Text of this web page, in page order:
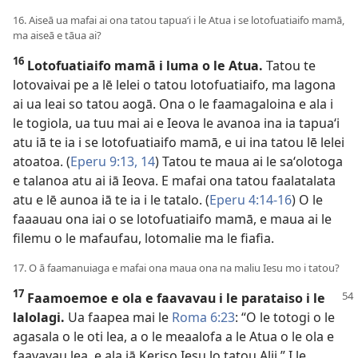
16. Aiseā ua mafai ai ona tatou tapuaʻi i le Atua i se lotofuatiaifo mamā,
ma aiseā e tāua ai?
16 Lotofuatiaifo mamā i luma o le Atua. Tatou te
lotovaivai pe a lē lelei o tatou lotofuatiaifo, ma lagona
ai ua leai so tatou aogā. Ona o le faamagaloina e ala i
le togiola, ua tuu mai ai e Ieova le avanoa ina ia tapuaʻi
atu iā te ia i se lotofuatiaifo mamā, e ui ina tatou lē lelei
atoatoa. (Eperu 9:13, 14) Tatou te maua ai le saʻolotoga
e talanoa atu ai iā Ieova. E mafai ona tatou faalatalata
atu e lē aunoa iā te ia i le tatalo. (Eperu 4:14-16) O le
faaauau ona iai o se lotofuatiaifo mamā, e maua ai le
filemu o le mafaufau, lotomalie ma le fiafia.
17. O ā faamanuiaga e mafai ona maua ona na maliu Iesu mo i tatou?
17 Faamoemoe e ola e faavavau i le parataiso i le
lalolagi. Ua faapea mai le Roma 6:23: “O le totogi o le
agasala o le oti lea, a o le meaalofa a le Atua o le ola e